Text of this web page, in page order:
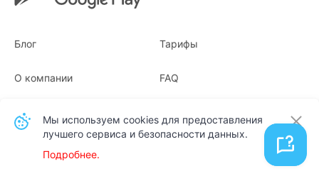
Блог Тарифы
О компании
Квитанции
FAQ
Мы используем cookies для предоставления
лучшего сервиса и безопасности данных.
Подробнее.